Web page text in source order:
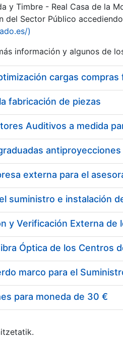
y Timbre - Real Casa de la
del Sector Público
)
información y algunos de
cargas compras
fabricación de piezas
suministro e instalación
para moneda de 30 €